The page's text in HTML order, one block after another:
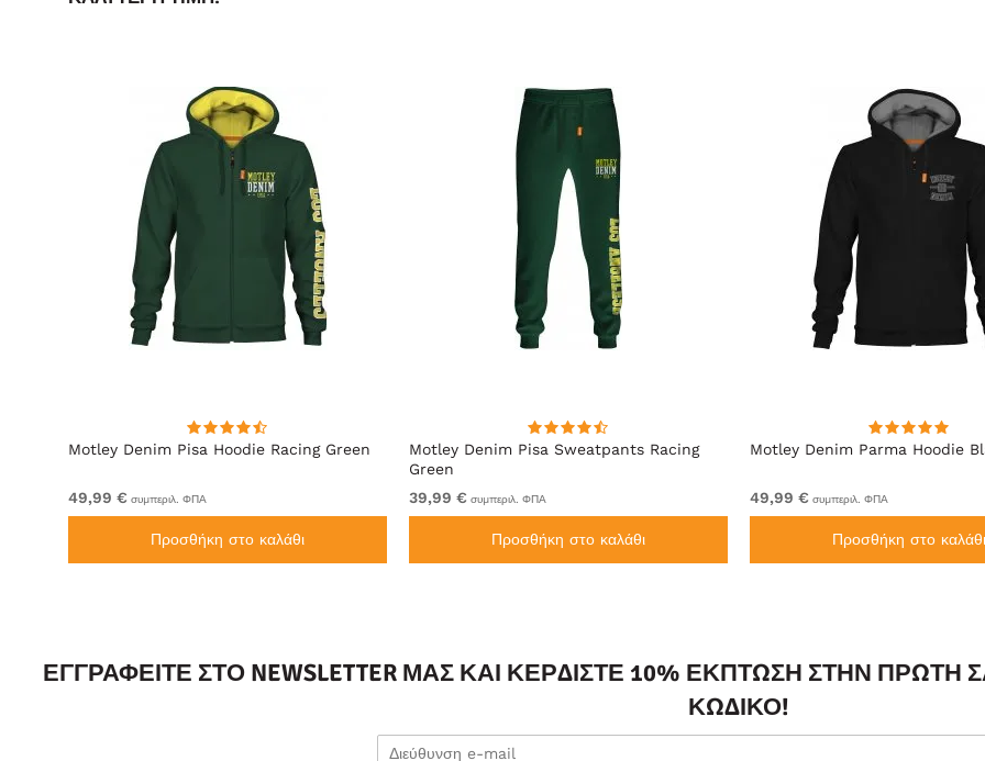
Motley Denim Pisa Hoodie Racing Green
49,99 € συμπεριλ. ΦΠΑ
Προσθήκη στο καλάθι
Motley Denim Pisa Sweatpants Racing
Green
39,99 € συμπεριλ. ΦΠΑ
Προσθήκη στο καλάθι
Motley Denim Parma Hoodie
49,99 € συμπεριλ. ΦΠΑ
Προσθήκη στο καλάθι
ΕΓΓΡΑΦΕΊΤΕ ΣΤΟ NEWSLETTER ΜΑΣ ΚΑΙ ΚΕΡΔΊΣΤΕ 10% ΈΚΠΤΩΣΗ ΣΤΗΝ
ΚΩΔΙΚΌ!